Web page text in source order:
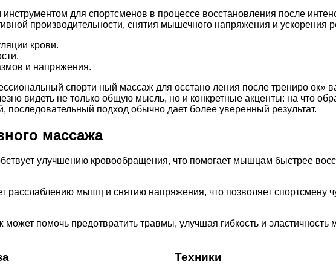
для спортсменов в процессе восстановления после
производительности, снятия мышечного напряжения и ускорения
крови.
и напряжения.
спорти ный массаж для осстано ления после трениро ок»
видеть не только общую мысль, но и конкретные акценты: на что
подход обычно дает более уверенный результат.
массажа
улучшению кровообращения, что помогает мышцам быстрее
расслаблению мышц и снятию напряжения, что позволяет спортсмену
помочь предотвратить травмы, улучшая гибкость и эластичность
Техники